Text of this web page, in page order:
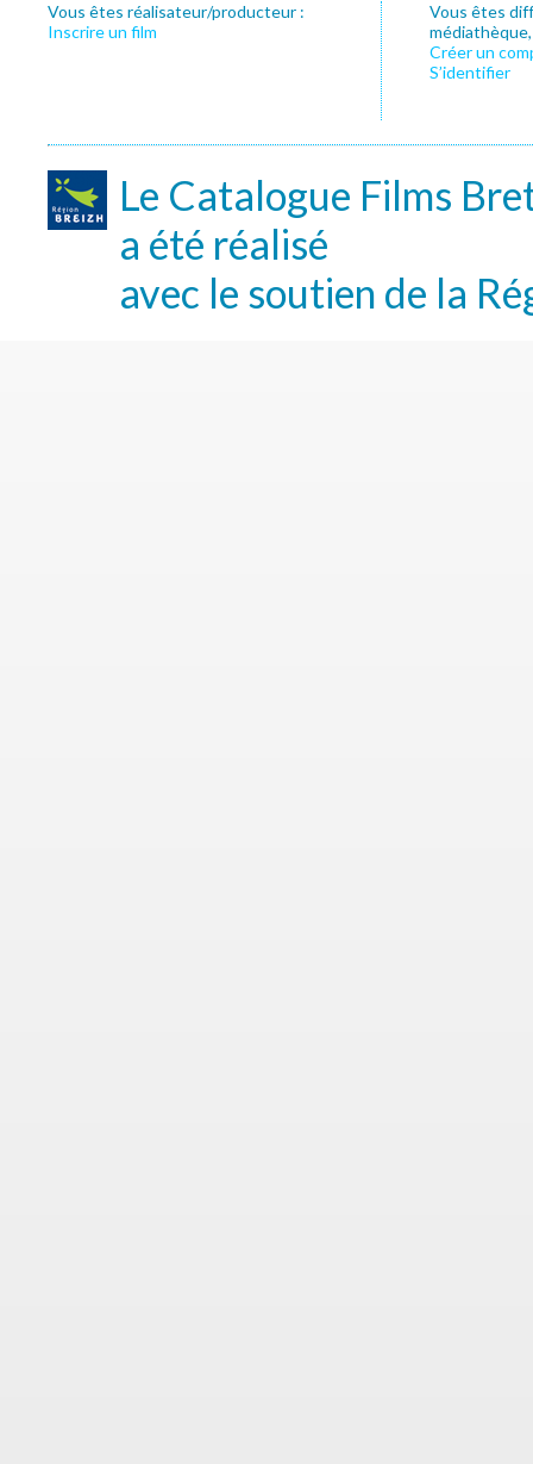
Vous êtes réalisateur/producteur :
Inscrire un film
Vous êtes
Créer un
S’identifier
Le Catalogue Films
a été réalisé
avec le soutien de la